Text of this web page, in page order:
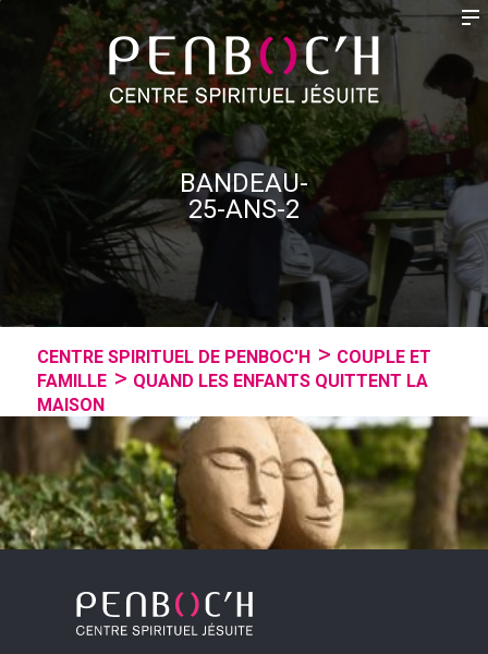
BANDEAU-
25-ANS-2
CENTRE SPIRITUEL DE PENBOC'H
COUPLE ET
FAMILLE
QUAND LES ENFANTS QUITTENT LA
MAISON